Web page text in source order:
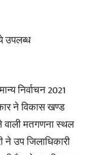
उपलब्ध
निर्वाचन 2021
ने विकास खण्ड
वाली मतगणना स्थल
ने उप जिलाधिकारी